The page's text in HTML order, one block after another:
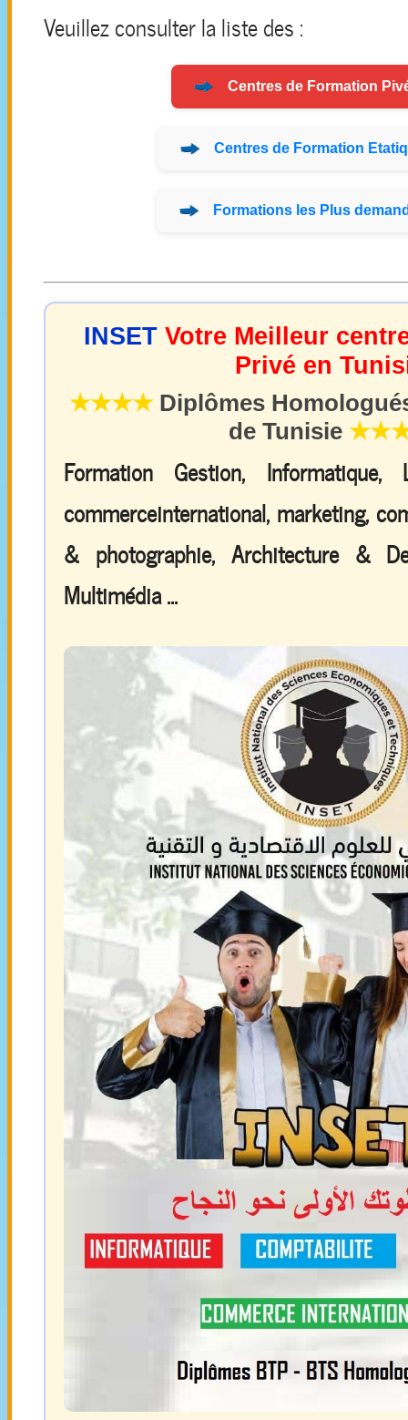
Veuillez consulter la liste des :
Centres de Formation
Centres de Formation
Formationsles Plus
INSET Votre Meilleur
Privé en
★★★★Diplômes
de Tunisie
Formation Gestion, Informatique,
commerceinternational, marketing,
& photographie, Architecture &
Multimédia ...